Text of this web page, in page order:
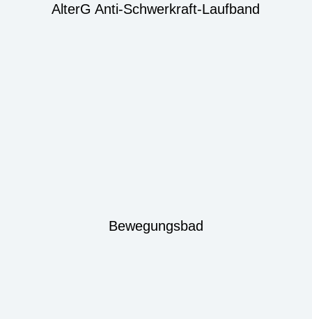
AlterG Anti-Schwerkraft-Laufband
Bewegungsbad